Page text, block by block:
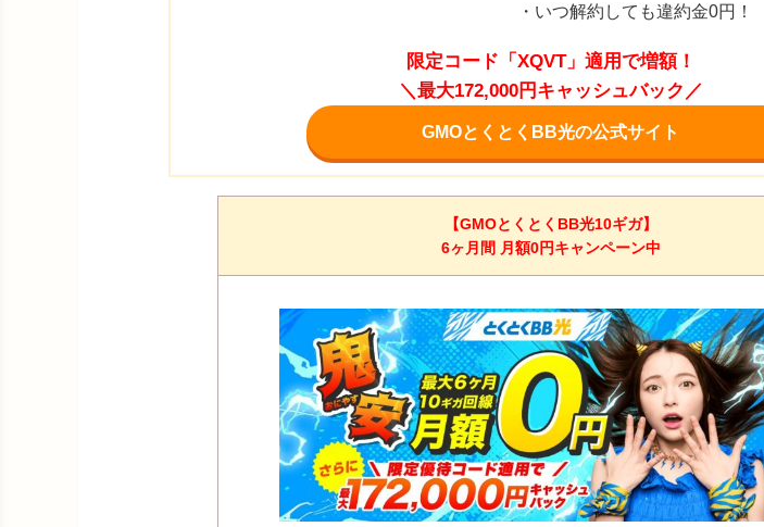
・いつ解約しても違約金0円！
限定コード「XQVT」適用で増額！
＼最大172,000円キャッシュバック／
GMOとくとくBB光の公式サイト
【GMOとくとくBB光10ギガ】
6ヶ月間 月額0円キャンペーン中